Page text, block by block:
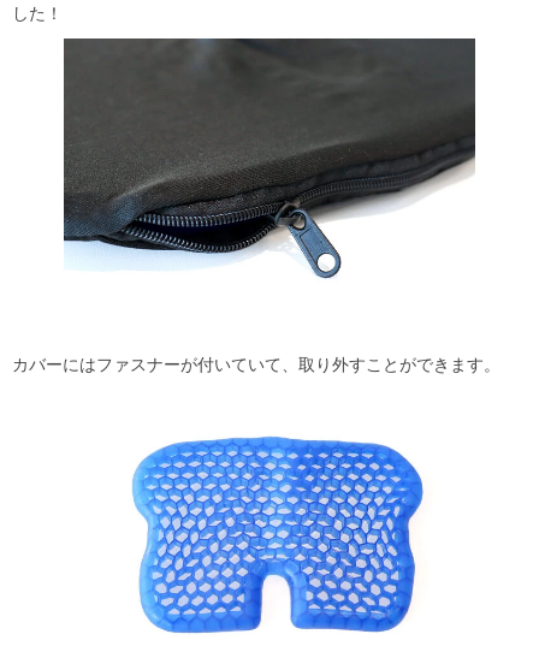
した！
カバーにはファスナーが付いていて、取り外すことができます。